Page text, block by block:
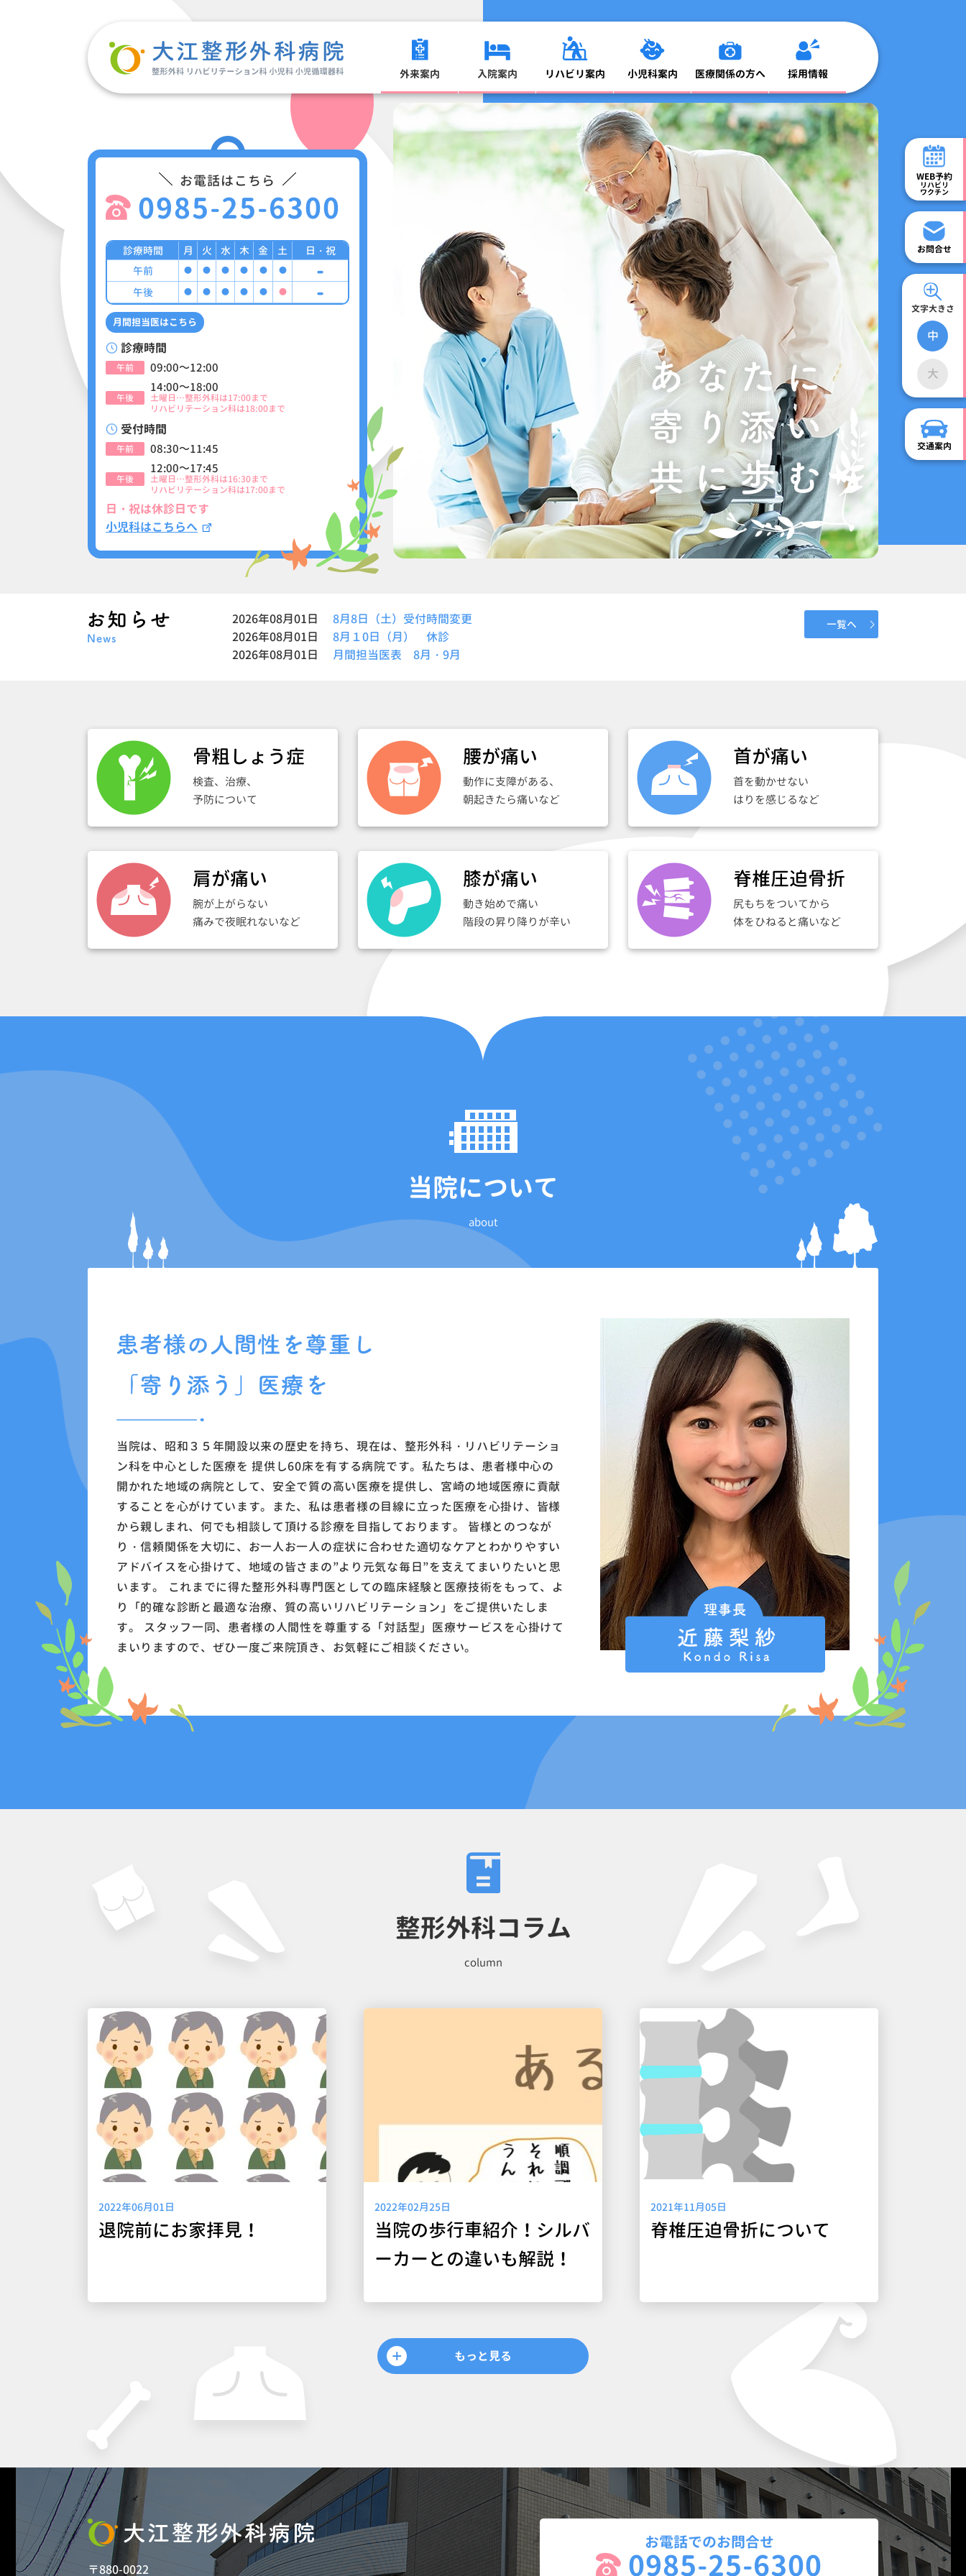
外来案内 入院案内 リハビリ案内 小児科案内 医療関係の方へ 採用情報
外来について
入院の準備
お部屋 費用 地域連携室
WEB予約
リハビリ
ワクチン
お問合せ
文字大きさ
中
大
交通案内
お電話はこちら
0985-25-6300
診療時間 月 火 水 木 金 土
日・祝
午前
● ● ● ● ● ● -
午後 ● ● ● ● ● ● -
月間担当医はこちら
診療時間
午前 09:00～12:00
午後
14:00～18:00
土曜日…整形外科は17:00まで
リハビリテーション科は18:00まで
受付時間
午前 08:30～11:45
午後
12:00～17:45
土曜日…整形外科は16:30まで
リハビリテーション科は17:00まで
日・祝は休診日です
小児科はこちらへ
2026年08月01日
8月8日（土）受付時間変更
2026年08月01日
8月１0日（月） 休診
2026年08月01日
月間担当医表 8月・9月
一覧へ
骨粗しょう症
検査、治療、
予防について
腰が痛い
動作に支障がある、
朝起きたら痛いなど
首が痛い
首を動かせない
はりを感じるなど
肩が痛い
腕が上がらない
痛みで夜眠れないなど
膝が痛い
動き始めで痛い
階段の昇り降りが辛い
脊椎圧迫骨折
尻もちをついてから
体をひねると痛いなど
当院について
about
当院は、昭和３５年開設以来の歴史を持ち、現在は、整形外科・リハビリテーショ
ン科を中心とした医療を 提供し60床を有する病院です。私たちは、患者様中心の
開かれた地域の病院として、安全で質の高い医療を提供し、宮崎の地域医療に貢献
することを心がけています。また、私は患者様の目線に立った医療を心掛け、皆様
から親しまれ、何でも相談して頂ける診療を目指しております。 皆様とのつなが
り・信頼関係を大切に、お一人お一人の症状に合わせた適切なケアとわかりやすい
アドバイスを心掛けて、地域の皆さまの”より元気な毎日”を支えてまいりたいと思
います。 これまでに得た整形外科専門医としての臨床経験と医療技術をもって、よ
り「的確な診断と最適な治療、質の高いリハビリテーション」をご提供いたしま
す。 スタッフ一同、患者様の人間性を尊重する「対話型」医療サービスを心掛けて
まいりますので、ぜひ一度ご来院頂き、お気軽にご相談ください。
整形外科コラム
column
2022年06月01日
退院前にお家拝見！
2022年02月25日
当院の歩行車紹介！シルバ
ーカーとの違いも解説！
2021年11月05日
脊椎圧迫骨折について
もっと見る
〒880-0022
お電話でのお問合せ
0985-25-6300